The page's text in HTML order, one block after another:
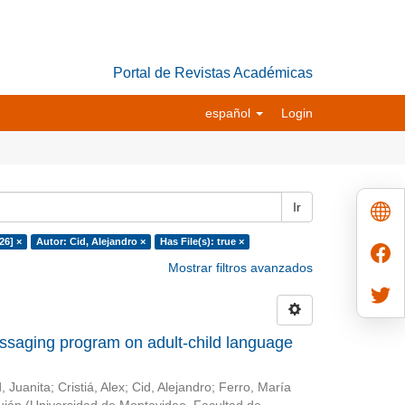
Portal de Revistas Académicas
español Login
Ir
× Autor: Cid, Alejandro × Has File(s): true ×
Mostrar filtros avanzados
program on adult-child language
Juanita; Cristiá, Alex; Cid, Alejandro; Ferro, María